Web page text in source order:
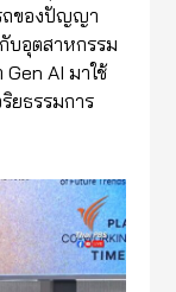
ถของปัญญา
บอุตสาหกรรม
AI มาใช้
ยธรรมการ